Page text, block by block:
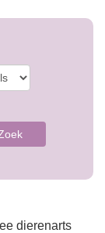
dierenarts